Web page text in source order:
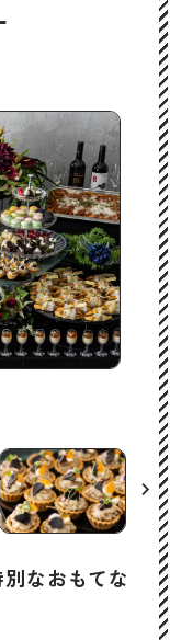
なおもてな